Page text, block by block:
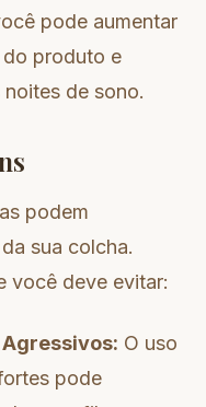
pode aumentar
produto e
de sono.
podem
sua colcha.
você deve evitar:
O uso
pode